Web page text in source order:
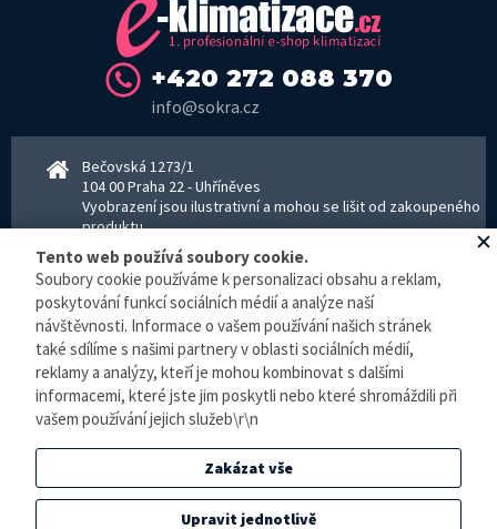
+420 272 088 370
info@sokra.cz
Bečovská 1273/1
104 00 Praha 22 - Uhříněves
Vyobrazení jsou ilustrativní a mohou se lišit od zakoupeného
produktu.
www.sokra.cz│www.haier-klimatizace.cz
Otevírací doba
Pondělí–Pátek 8–16:30 hodin - kancelář
Pondělí–pátek 8–16:00 hodin - sklad
Zpracování osobních údajů
© E-klimatizace.cz, všechna práva vyhrazena.
Internetový obchodvytvořilo studioBlueGhost.
Elektronická evidence tržeb je zde prováděna v BĚŽNÉM REŽIMU. Podle zákona o
Tento web používá soubory cookie.
Soubory cookie používáme k personalizaci obsahu a reklam,
poskytování funkcí sociálních médií a analýze naší
návštěvnosti. Informace o vašem používání našich stránek
také sdílíme s našimi partnery v oblasti sociálních médií,
reklamy a analýzy, kteří je mohou kombinovat s dalšími
informacemi, které jste jim poskytli nebo které shromáždili při
vašem používání jejich služeb\r\n
Zakázat vše
Upravit jednotlivě